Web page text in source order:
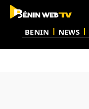
BENIN NEWS